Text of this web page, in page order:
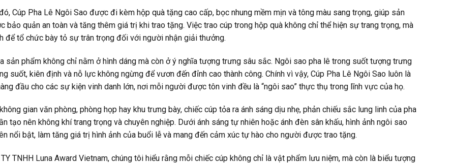
Cúp Pha Lê Ngôi Sao được đi kèm hộp quà tặng cao cấp, bọc nhung mềm mịn và tông màu sang trọng, giúp sản
bảo quản an toàn và tăng thêm giá trị khi trao tặng. Việc trao cúp trong hộp quà không chỉ thể hiện sự trang trọng, mà
để tổ chức bày tỏ sự trân trọng đối với người nhận giải thưởng.
sản phẩm không chỉ nằm ở hình dáng mà còn ở ý nghĩa tượng trưng sâu sắc. Ngôi sao pha lê trong suốt tượng trưng
suốt, kiên định và nỗ lực không ngừng để vươn đến đỉnh cao thành công. Chính vì vậy, Cúp Pha Lê Ngôi Sao luôn là
đầu cho các sự kiện vinh danh lớn, nơi mỗi người được tôn vinh đều là “ngôi sao” thực thụ trong lĩnh vực của họ.
gian văn phòng, phòng họp hay khu trưng bày, chiếc cúp tỏa ra ánh sáng dịu nhẹ, phản chiếu sắc lung linh của pha
tạo nên không khí trang trọng và chuyên nghiệp. Dưới ánh sáng tự nhiên hoặc ánh đèn sân khấu, hình ảnh ngôi sao
nổi bật, làm tăng giá trị hình ảnh của buổi lễ và mang đến cảm xúc tự hào cho người được trao tặng.
TY TNHH Luna Award Vietnam, chúng tôi hiểu rằng mỗi chiếc cúp không chỉ là vật phẩm lưu niệm, mà còn là biểu tượng